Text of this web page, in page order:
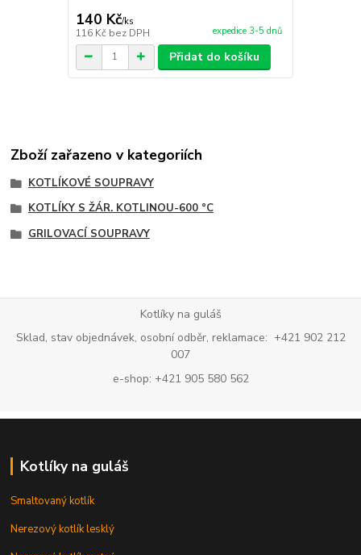
140 Kč/ks
116 Kč bez DPH expedice 3-5 dnů
Přidat do košíku
Zboží zařazeno v kategoriích
KOTLÍKOVÉ SOUPRAVY
KOTLÍKY S ŽÁR. KOTLINOU-600 °C
GRILOVACÍ SOUPRAVY
Kotlíky na guláš
Sklad, stav objednávek, osobní odběr, reklamace: +421 902 212
007
e-shop: +421 905 580 562
Kotlíky na guláš
Smaltovaný kotlík
Nerezový kotlík lesklý